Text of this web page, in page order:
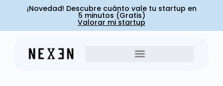
¡Novedad! Descubre cuánto vale tu startup en
5 minutos (Gratis)
Valorar mi startup